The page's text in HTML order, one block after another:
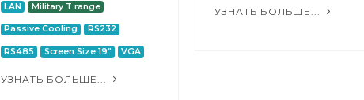
LAN Military T range
Passive Cooling RS232
RS485 Screen Size 19" VGA
УЗНАТЬ БОЛЬШЕ...
УЗНАТЬ БОЛЬШЕ...